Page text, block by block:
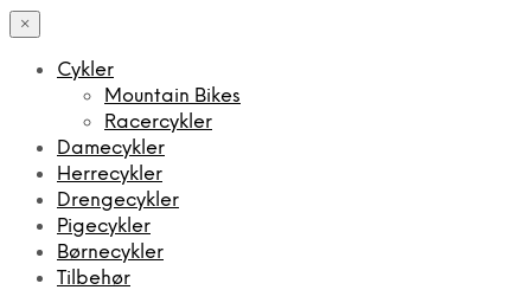
×
Cykler
Mountain Bikes
Racercykler
Damecykler
Herrecykler
Drengecykler
Pigecykler
Børnecykler
Tilbehør